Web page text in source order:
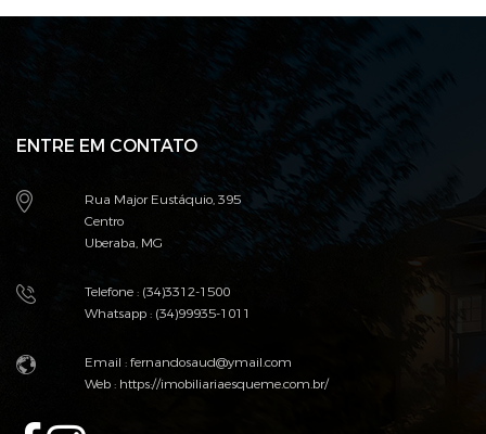
ENTRE EM CONTATO
Rua Major Eustáquio, 395
Centro
Uberaba, MG
Telefone : (34)3312-1500
Whatsapp : (34)99935-1011
Email :fernandosaud@ymail.com
Web :https://imobiliariaesqueme.com.br/